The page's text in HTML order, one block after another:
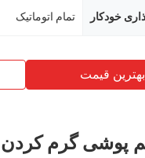
خودکار تمام اتوماتیک
بهترین قیمت
پوشی گرم کردن